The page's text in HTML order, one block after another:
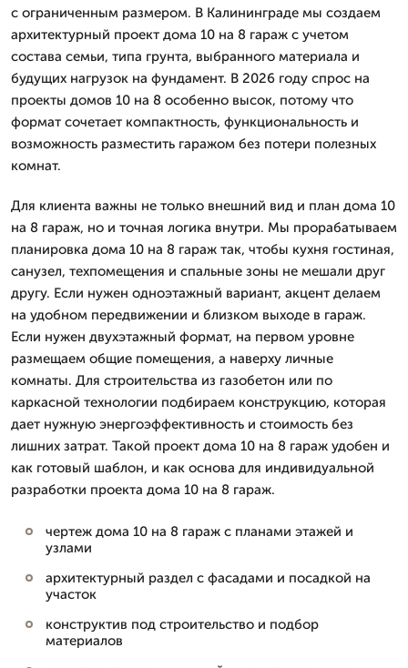
с ограниченным размером. В Калининграде мы создаем
архитектурный проект дома 10 на 8 гараж с учетом
состава семьи, типа грунта, выбранного материала и
будущих нагрузок на фундамент. В 2026 году спрос на
проекты домов 10 на 8 особенно высок, потому что
формат сочетает компактность, функциональность и
возможность разместить гаражом без потери полезных
комнат.
Для клиента важны не только внешний вид и план дома 10
на 8 гараж, но и точная логика внутри. Мы прорабатываем
планировка дома 10 на 8 гараж так, чтобы кухня гостиная,
санузел, техпомещения и спальные зоны не мешали друг
другу. Если нужен одноэтажный вариант, акцент делаем
на удобном передвижении и близком выходе в гараж.
Если нужен двухэтажный формат, на первом уровне
размещаем общие помещения, а наверху личные
комнаты. Для строительства из газобетон или по
каркасной технологии подбираем конструкцию, которая
дает нужную энергоэффективность и стоимость без
лишних затрат. Такой проект дома 10 на 8 гараж удобен и
как готовый шаблон, и как основа для индивидуальной
разработки проекта дома 10 на 8 гараж.
чертеж дома 10 на 8 гараж с планами этажей и
узлами
архитектурный раздел с фасадами и посадкой на
участок
конструктив под строительство и подбор
материалов